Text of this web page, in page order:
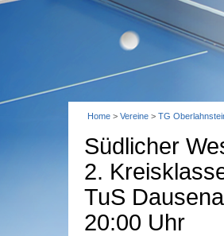
Home > Vereine > TG
Südlicher
2.
TuS
20:00 Uhr